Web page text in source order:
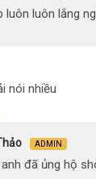
luôn luôn lắng
nói nhiều
ADMIN
đã ủng hộ